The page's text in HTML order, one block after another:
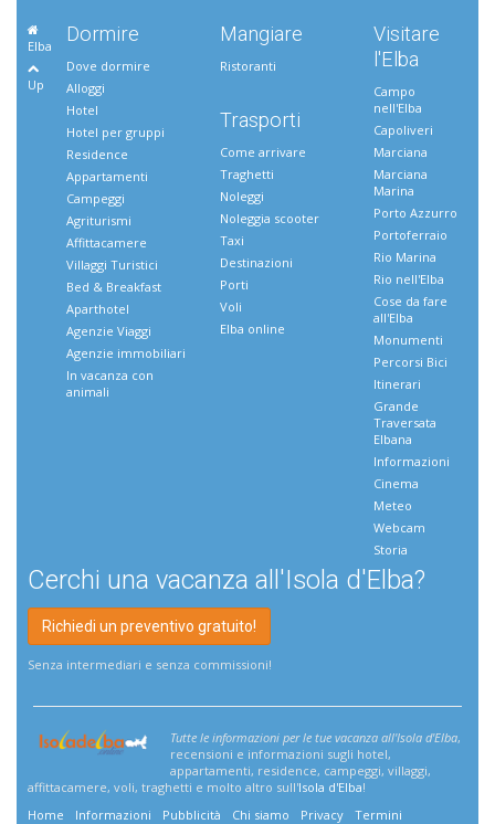
Elba
Up
Dormire
Dove dormire
Alloggi
Hotel
Hotel per gruppi
Residence
Appartamenti
Campeggi
Agriturismi
Affittacamere
Villaggi Turistici
Bed & Breakfast
Aparthotel
Agenzie Viaggi
Agenzie immobiliari
In vacanza con
animali
Mangiare
Ristoranti
Trasporti
Come arrivare
Traghetti
Noleggi
Noleggia scooter
Taxi
Destinazioni
Porti
Voli
Elba online
Visitare
l'Elba
Campo
nell'Elba
Capoliveri
Marciana
Marciana
Marina
Porto Azzurro
Portoferraio
Rio Marina
Rio nell'Elba
Cose da fare
all'Elba
Monumenti
Percorsi Bici
Itinerari
Grande
Traversata
Elbana
Informazioni
Cinema
Meteo
Webcam
Storia
Cerchi una vacanza all'Isola d'Elba?
Richiedi un preventivo gratuito!
Senza intermediari e senza commissioni!
Tutte le informazioni per le tue vacanza all'Isola d'Elba,
recensioni e informazioni sugli hotel,
appartamenti, residence, campeggi, villaggi,
affittacamere, voli, traghetti e molto altro sull'Isola d'Elba!
Home
Informazioni Pubblicità Chi siamo Privacy
Termini